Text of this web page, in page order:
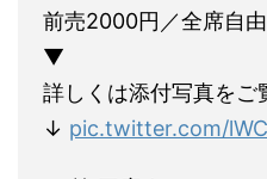
前売2000円／全席自由
▼
詳しくは添付写真をご
↓ pic.twitter.com/